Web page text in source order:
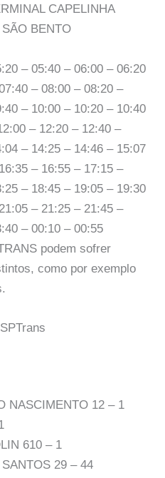
CAPELINHA
BENTO
– 05:40 – 06:00 – 06:20
– 08:00 – 08:20 –
– 10:00 – 10:20 – 10:40
– 12:20 – 12:40 –
– 14:25 – 14:46 – 15:07
– 16:55 – 17:15 –
– 18:45 – 19:05 – 19:30
– 21:25 – 21:45 –
– 00:10 – 00:55
podem sofrer
como por exemplo
NASCIMENTO 12 – 1
610 – 1
29 – 44